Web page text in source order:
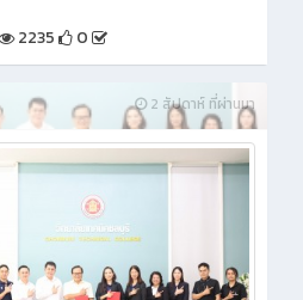
2235 0
2 สัปดาห์ ที่ผ่านมา